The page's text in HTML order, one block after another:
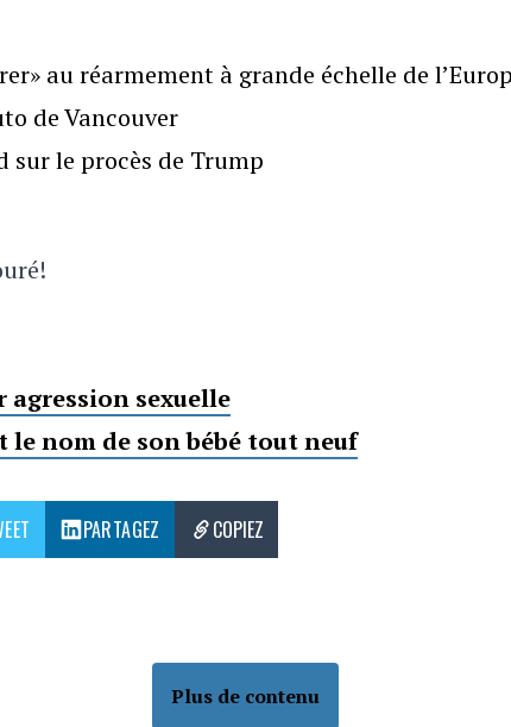
au réarmement à grande échelle de
de Vancouver
sur le procès de Trump
agression sexuelle
nom de son bébé tout neuf
PARTAGEZ COPIEZ
Plus de contenu